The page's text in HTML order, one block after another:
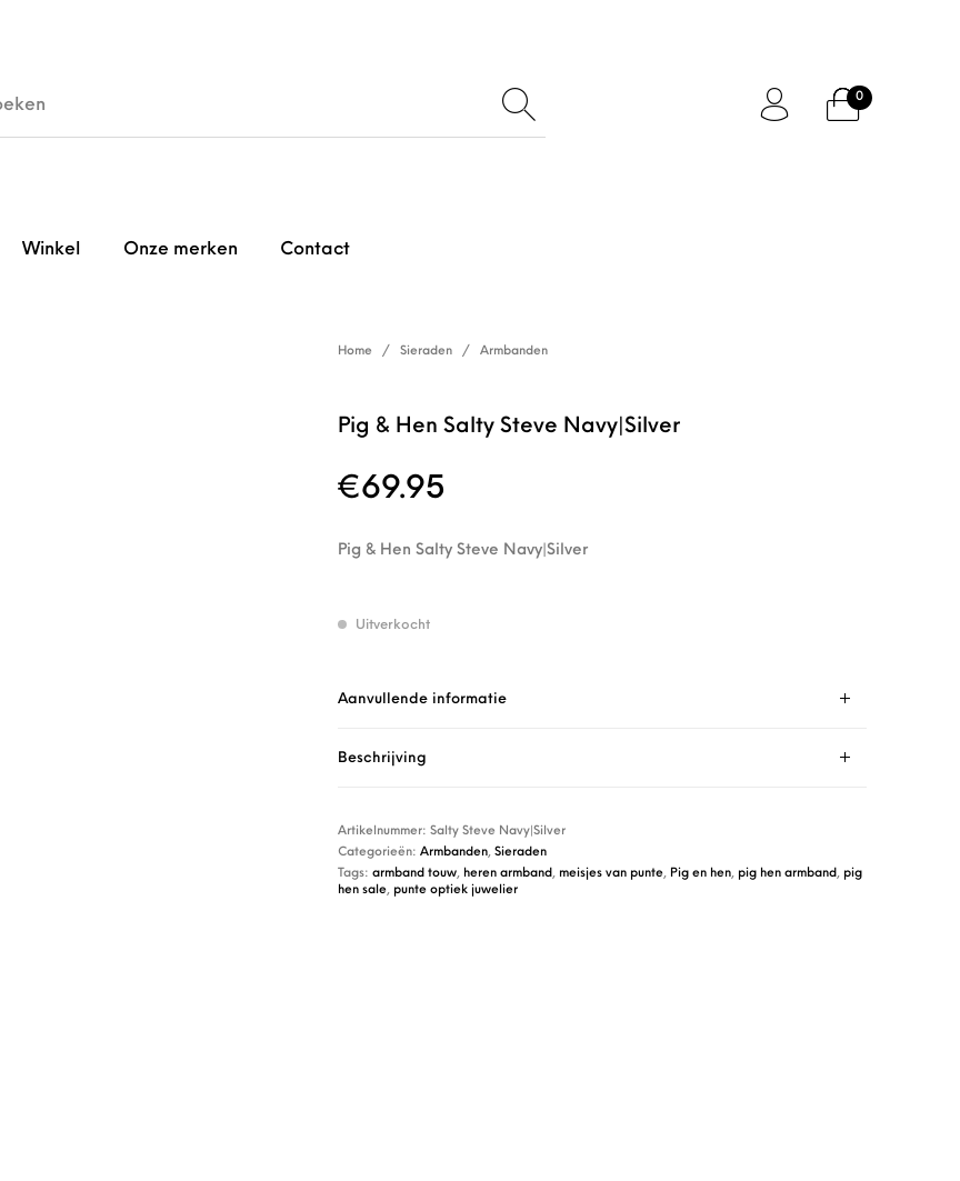
0
Winkel Onze merken Contact
Home / Sieraden / Armbanden
Pig & Hen Salty Steve Navy|Silver
€69.95
Pig & Hen Salty Steve Navy|Silver
Uitverkocht
Aanvullende informatie
Beschrijving
Artikelnummer: Salty Steve Navy|Silver
Categorieën: Armbanden, Sieraden
Tags: armband touw, heren armband, meisjes van punte, Pig en hen, pig hen armband, pig
hen sale, punte optiek juwelier